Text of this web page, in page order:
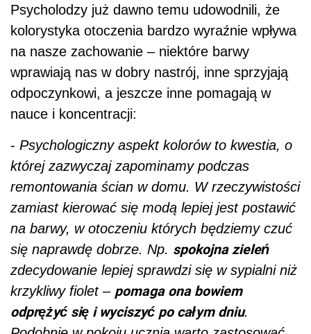
Psycholodzy już dawno temu udowodnili, że
kolorystyka otoczenia bardzo wyraźnie wpływa
na nasze zachowanie – niektóre barwy
wprawiają nas w dobry nastrój, inne sprzyjają
odpoczynkowi, a jeszcze inne pomagają w
nauce i koncentracji:
- Psychologiczny aspekt kolorów to kwestia, o
której zazwyczaj zapominamy podczas
remontowania ścian w domu. W rzeczywistości
zamiast kierować się modą lepiej jest postawić
na barwy, w otoczeniu których będziemy czuć
się naprawdę dobrze. Np. spokojna zieleń
zdecydowanie lepiej sprawdzi się w sypialni niż
krzykliwy fiolet – pomaga ona bowiem
odprężyć się i wyciszyć po całym dniu.